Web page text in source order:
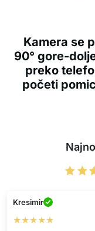
Kamera se
90° gore-
preko
početi
Kresimir
★★★★★